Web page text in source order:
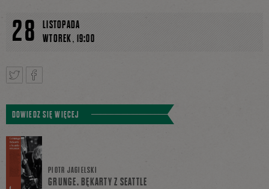
28
LISTOPADA
WTOREK, 19:00
TweetnijPodziel
się
DOWIEDZ SIĘ WIĘCEJ
PIOTR JAGIELSKI
GRUNGE. BĘKARTY Z SEATTLE